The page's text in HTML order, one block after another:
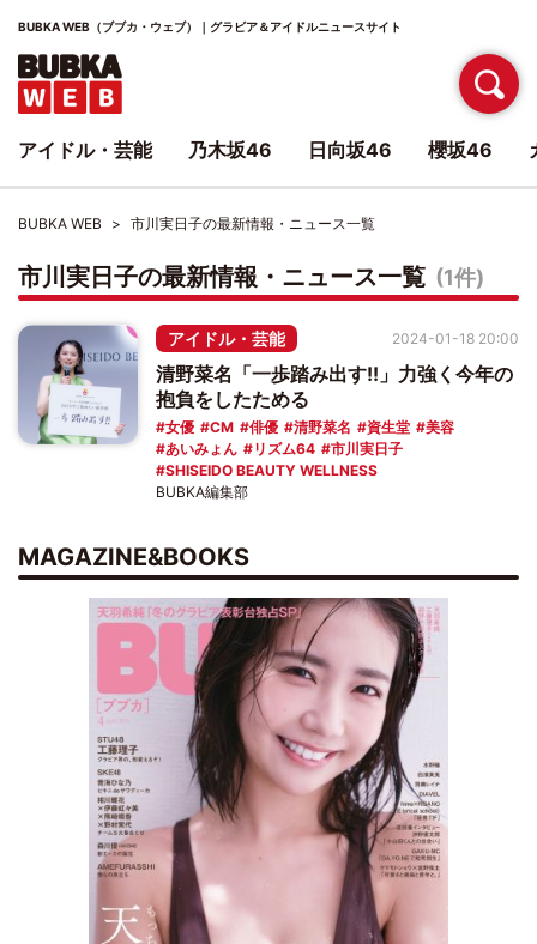
BUBKA WEB（ブブカ・ウェブ）｜グラビア＆アイドルニュースサイト
BUBKA WEB 市川実日子の最新情報・ニュース一覧
市川実日子の最新情報・ニュース一覧 (1件)
アイドル・芸能
清野菜名「一歩踏み出す!!」力強く今年の
抱負をしたためる
女優 CM 俳優 清野菜名 資生堂
美容
あいみょん
リズム64
市川実日子
SHISEIDO BEAUTY WELLNESS
2024-01-18 20:00
BUBKA編集部
MAGAZINE&BOOKS
アイドル・芸能 乃木坂46 日向坂46 櫻坂46